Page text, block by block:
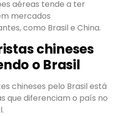
aéreas tende a ter
mercados
como Brasil e China.
chineses
o Brasil
chineses pelo Brasil está
que diferenciam o país no